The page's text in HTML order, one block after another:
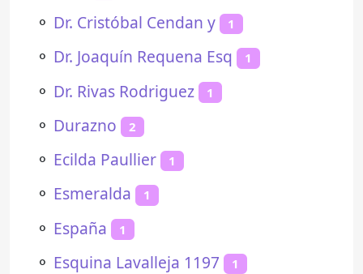
⚬ Dr. Cristóbal Cendan y 1
⚬ Dr. Joaquín Requena Esq 1
⚬ Dr. Rivas Rodriguez 1
⚬ Durazno 2
⚬ Ecilda Paullier 1
⚬ Esmeralda 1
⚬ España 1
⚬ Esquina Lavalleja 1197 1